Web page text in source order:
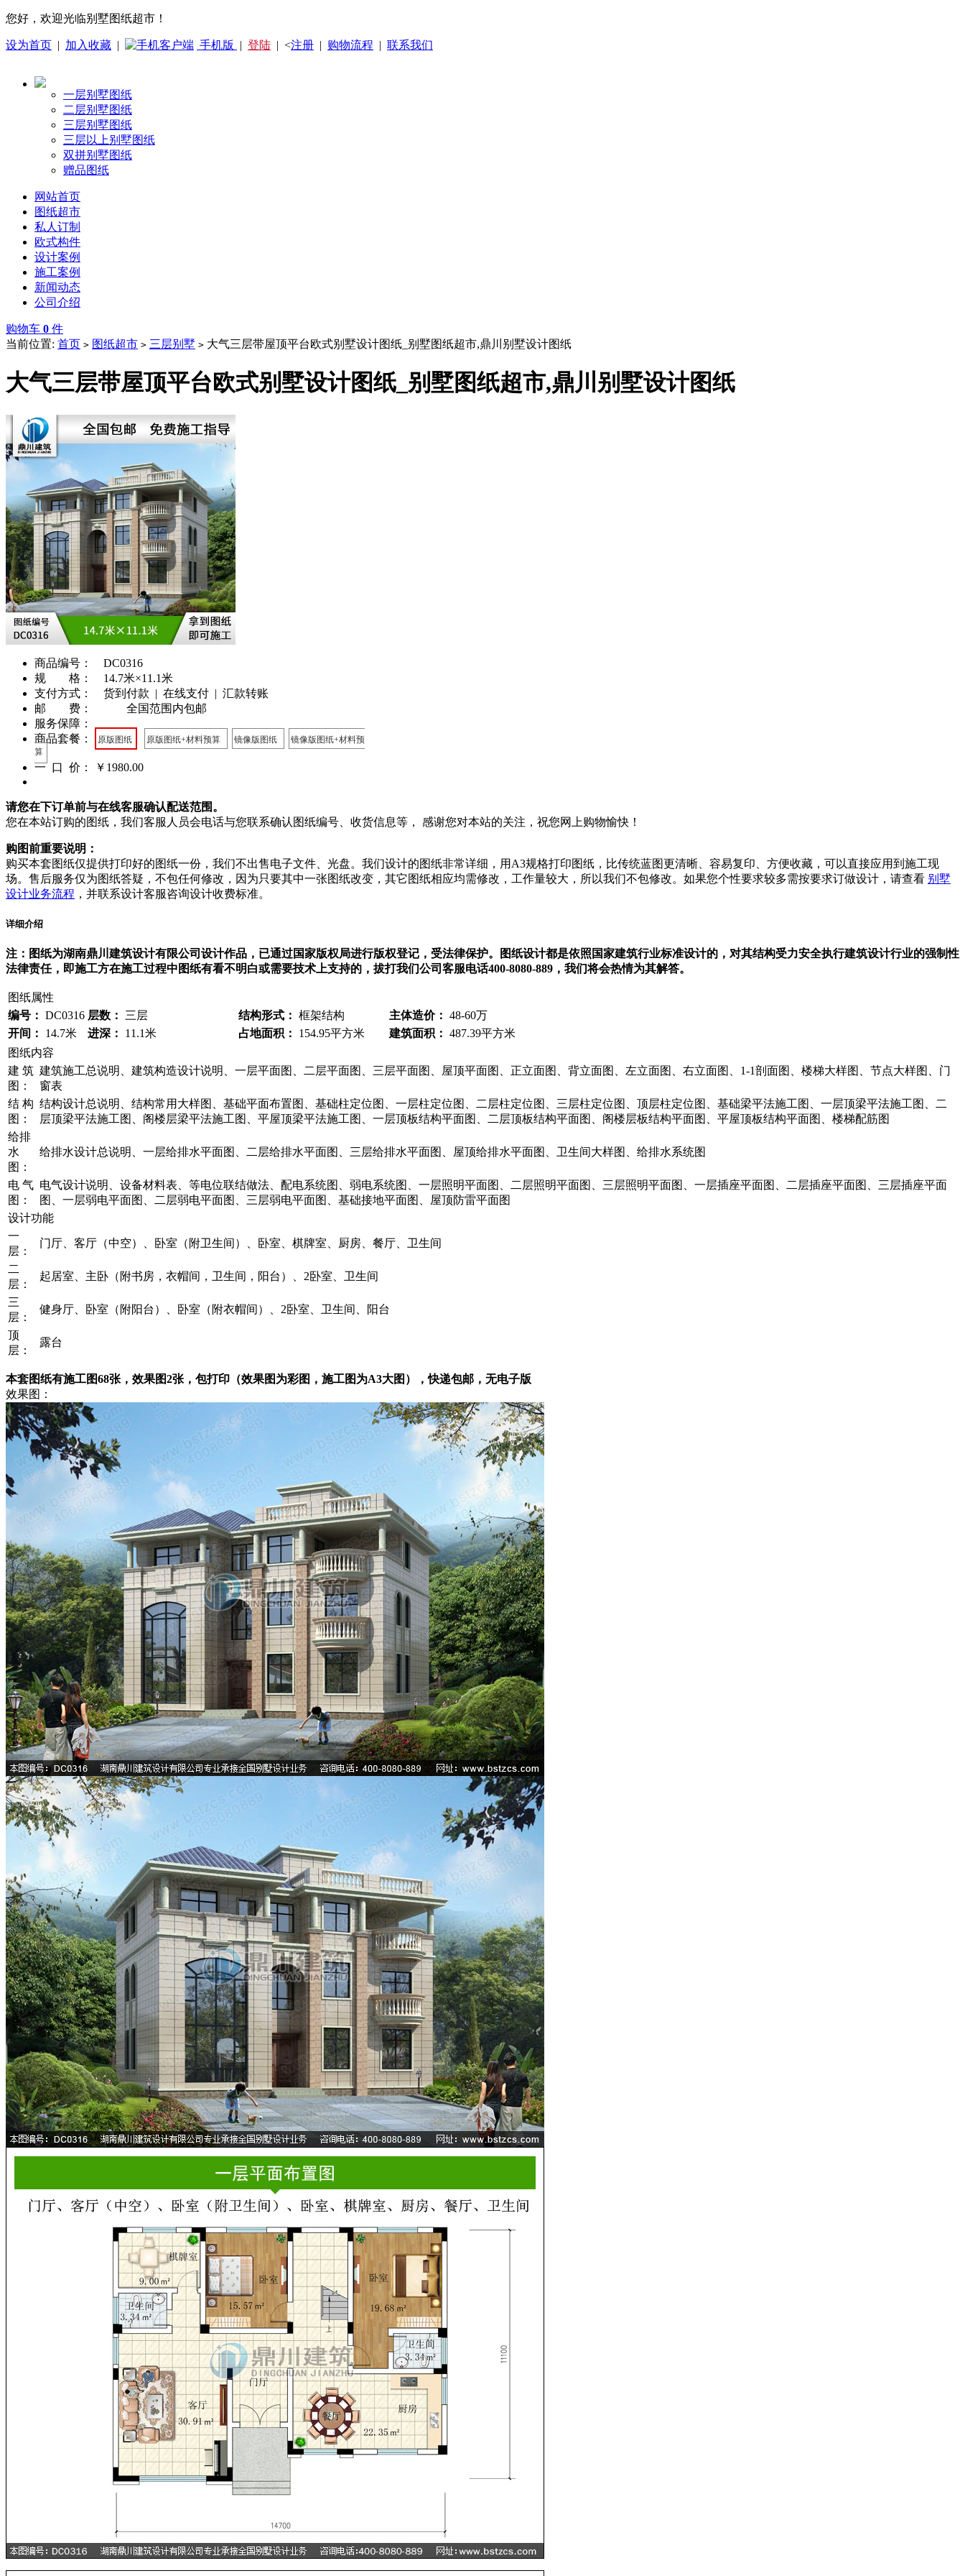
您好，欢迎光临别墅图纸超市！
设为首页 | 加入收藏 | 手机版 | 登陆 | <注册 | 购物流程 | 联系我们
一层别墅图纸
二层别墅图纸
三层别墅图纸
三层以上别墅图纸
双拼别墅图纸
赠品图纸
网站首页
图纸超市
私人订制
欧式构件
设计案例
施工案例
新闻动态
公司介绍
购物车 0 件
当前位置: 首页 > 图纸超市 > 三层别墅 > 大气三层带屋顶平台欧式别墅设计图纸_别墅图纸超市,鼎川别墅设计图纸
大气三层带屋顶平台欧式别墅设计图纸_别墅图纸超市,鼎川别墅设计图纸
商品编号： DC0316
规 格： 14.7米×11.1米
支付方式： 货到付款 | 在线支付 | 汇款转账
邮 费： 全国范围内包邮
服务保障：
商品套餐：
原版图纸 原版图纸+材料预算 镜像版图纸 镜像版图纸+材料预
算
一 口 价：
￥1980.00
请您在下订单前与在线客服确认配送范围。
您在本站订购的图纸，我们客服人员会电话与您联系确认图纸编号、收货信息等， 感谢您对本站的关注，祝您网上购物愉快！
购图前重要说明：
购买本套图纸仅提供打印好的图纸一份，我们不出售电子文件、光盘。我们设计的图纸非常详细，用A3规格打印图纸，比传统蓝图更清晰、容易复印、方便收藏，可以直接应用到施工现
场。售后服务仅为图纸答疑，不包任何修改，因为只要其中一张图纸改变，其它图纸相应均需修改，工作量较大，所以我们不包修改。如果您个性要求较多需按要求订做设计，请查看 别墅
设计业务流程 ，并联系设计客服咨询设计收费标准。
详细介绍
注：图纸为湖南鼎川建筑设计有限公司设计作品，已通过国家版权局进行版权登记，受法律保护。图纸设计都是依照国家建筑行业标准设计的，对其结构受力安全执行建筑设计行业的强制性
法律责任，即施工方在施工过程中图纸有看不明白或需要技术上支持的，拔打我们公司客服电话400-8080-889，我们将会热情为其解答。
图纸属性
编号： DC0316 层数： 三层 结构形式： 框架结构 主体造价： 48-60万
开间：
14.7米 进深： 11.1米 占地面积： 154.95平方米 建筑面积： 487.39平方米
图纸内容
建 筑
图：
建筑施工总说明、建筑构造设计说明、一层平面图、二层平面图、三层平面图、屋顶平面图、正立面图、背立面图、左立面图、右立面图、1-1剖面图、楼梯大样图、节点大样图、门
窗表
结 构
图：
结构设计总说明、结构常用大样图、基础平面布置图、基础柱定位图、一层柱定位图、二层柱定位图、三层柱定位图、顶层柱定位图、基础梁平法施工图、一层顶梁平法施工图、二
层顶梁平法施工图、阁楼层梁平法施工图、平屋顶梁平法施工图、一层顶板结构平面图、二层顶板结构平面图、阁楼层板结构平面图、平屋顶板结构平面图、楼梯配筋图
给排
水
图：
给排水设计总说明、一层给排水平面图、二层给排水平面图、三层给排水平面图、屋顶给排水平面图、卫生间大样图、给排水系统图
电 气
图：
电气设计说明、设备材料表、等电位联结做法、配电系统图、弱电系统图、一层照明平面图、二层照明平面图、三层照明平面图、一层插座平面图、二层插座平面图、三层插座平面
图、一层弱电平面图、二层弱电平面图、三层弱电平面图、基础接地平面图、屋顶防雷平面图
设计功能
一
层：
门厅、客厅（中空）、卧室（附卫生间）、卧室、棋牌室、厨房、餐厅、卫生间
二
层：
起居室、主卧（附书房，衣帽间，卫生间，阳台）、2卧室、卫生间
三
层：
健身厅、卧室（附阳台）、卧室（附衣帽间）、2卧室、卫生间、阳台
顶
层：
露台
本套图纸有施工图68张，效果图2张，包打印（效果图为彩图，施工图为A3大图），快递包邮，无电子版
效果图：